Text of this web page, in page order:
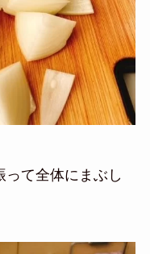
て全体にまぶし